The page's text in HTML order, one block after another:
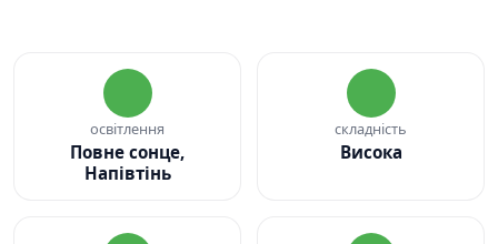
освітлення
Повне сонце,
Напівтінь
складність
Висока